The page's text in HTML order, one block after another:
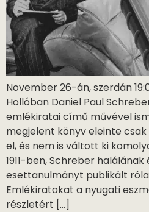
November 26-án, szerdán
Hollóban Daniel Paul
emlékiratai című művével
megjelent könyv eleinte
el, és nem is váltott ki
1911-ben, Schreber
esettanulmányt publikált
Emlékiratokat a nyugati
részletért […]